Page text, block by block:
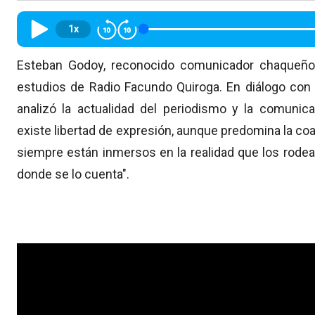
1x
Esteban Godoy, reconocido comunicador
estudios de Radio Facundo Quiroga. En diálogo
analizó la actualidad del periodismo y la
existe libertad de expresión, aunque predomina la
siempre están inmersos en la realidad que los
donde se lo cuenta".